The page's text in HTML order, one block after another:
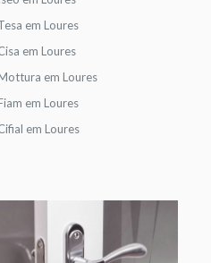
em Loures
em Loures
em Loures
em Loures
em Loures